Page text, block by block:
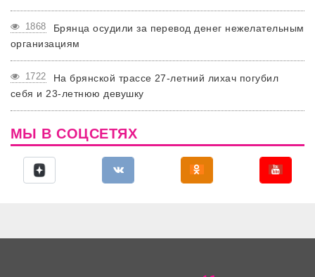
1868
Брянца осудили за перевод денег нежелательным
организациям
1722
На брянской трассе 27-летний лихач погубил
себя и 23-летнюю девушку
МЫ В СОЦСЕТЯХ